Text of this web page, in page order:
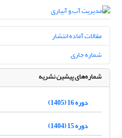
مقالات آماده انتشار
شماره جاری
شماره‌های پیشین نشریه
دوره 16 (1405)
دوره 15 (1404)